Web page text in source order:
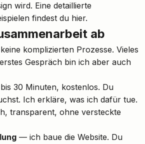
wird. Eine detaillierte
findest du hier.
ab
komplizierten Prozesse. Vieles
Gespräch bin ich aber auch
30 Minuten, kostenlos. Du
Ich erkläre, was ich dafür tue.
transparent, ohne versteckte
— ich baue die Website. Du